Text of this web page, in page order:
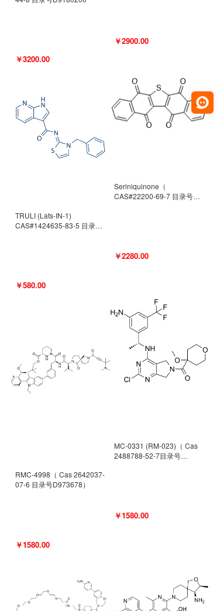
￥3200.00
TRULI (Lats-IN-1)
CAS#1424635-83-5 目录号
￥580.00
RMC-4998（ Cas 2642037-
07-6 目录号D973678）
￥1580.00
￥2900.00
Seriniquinone（
CAS#22200-69-7 目录号
￥2280.00
MC-0331 (RM-023)（ Cas
2488788-52-7目录号
￥1580.00